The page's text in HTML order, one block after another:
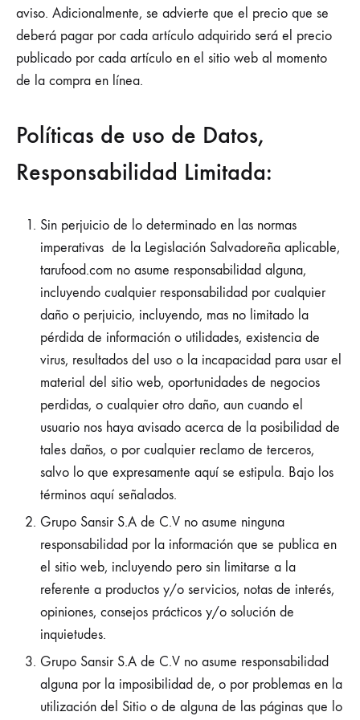
aviso. Adicionalmente, se advierte que el precio que se
deberá pagar por cada artículo adquirido será el precio
publicado por cada artículo en el sitio web al momento
de la compra en línea.
Políticas de uso de Datos,
Responsabilidad Limitada:
Sin perjuicio de lo determinado en las normas
imperativas de la Legislación Salvadoreña aplicable,
tarufood.com no asume responsabilidad alguna,
incluyendo cualquier responsabilidad por cualquier
daño o perjuicio, incluyendo, mas no limitado la
pérdida de información o utilidades, existencia de
virus, resultados del uso o la incapacidad para usar el
material del sitio web, oportunidades de negocios
perdidas, o cualquier otro daño, aun cuando el
usuario nos haya avisado acerca de la posibilidad de
tales daños, o por cualquier reclamo de terceros,
salvo lo que expresamente aquí se estipula. Bajo los
términos aquí señalados.
Grupo Sansir S.A de C.V no asume ninguna
responsabilidad por la información que se publica en
el sitio web, incluyendo pero sin limitarse a la
referente a productos y/o servicios, notas de interés,
opiniones, consejos prácticos y/o solución de
inquietudes.
Grupo Sansir S.A de C.V no asume responsabilidad
alguna por la imposibilidad de, o por problemas en la
utilización del Sitio o de alguna de las páginas que lo